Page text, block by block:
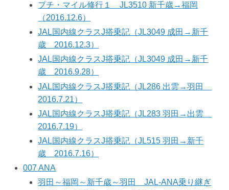
プチ・マイル修行１ JL3510 新千歳→福岡
（2016.12.6）
JAL国内線クラスJ搭乗記（JL3049 成田→新千
歳 2016.12.3）
JAL国内線クラスJ搭乗記（JL3049 成田→新千
歳 2016.9.28）
JAL国内線クラスJ搭乗記（JL286 出雲→羽田
2016.7.21）
JAL国内線クラスJ搭乗記（JL283 羽田→出雲
2016.7.19）
JAL国内線クラスJ搭乗記（JL515 羽田→新千
歳 2016.7.16）
007 ANA
羽田～福岡～新千歳～羽田 JAL-ANA乗り継ぎ